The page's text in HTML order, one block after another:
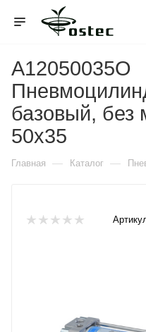
A12050035O
базовый, без
50x35
Главная — Каталог —